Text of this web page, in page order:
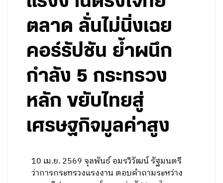
ตลาด ลั่นไม่นิ่งเฉย
คอร์รัปชัน ย้ำผนึก
กำลัง 5 กระทรวง
หลัก ขยับไทยสู่
เศรษฐกิจมูลค่าสูง
10 เม.ย. 2569 จุลพันธ์ อมรวิวัฒน์ รัฐมนตรี
ว่าการกระทรวงแรงงาน ตอบคำถามระหว่าง